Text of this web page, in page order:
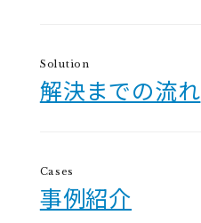
Solution
解決までの流れ
Cases
事例紹介